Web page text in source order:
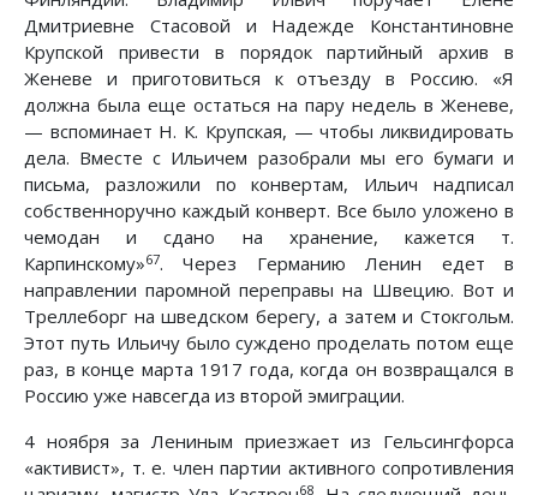
Дмитриевне Стасовой и Надежде Константиновне
Крупской привести в порядок партийный архив в
Женеве и приготовиться к отъезду в Россию. «Я
должна была еще остаться на пару недель в Женеве,
— вспоминает Н. К. Крупская, — чтобы ликвидировать
дела. Вместе с Ильичем разобрали мы его бумаги и
письма, разложили по конвертам, Ильич надписал
собственноручно каждый конверт. Все было уложено в
чемодан и сдано на хранение, кажется т.
Карпинскому»67. Через Германию Ленин едет в
направлении паромной переправы на Швецию. Вот и
Треллеборг на шведском берегу, а затем и Стокгольм.
Этот путь Ильичу было суждено проделать потом еще
раз, в конце марта 1917 года, когда он возвращался в
Россию уже навсегда из второй эмиграции.
4 ноября за Лениным приезжает из Гельсингфорса
«активист», т. е. член партии активного сопротивления
68